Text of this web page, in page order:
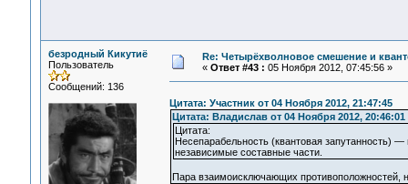
безродный Кикутиё
Пользователь
Сообщений: 136
Re: Четырёхволновое смешение и
« Ответ #43 : 05 Ноября 2012, 07:45:56 »
Цитата: Участник от 04 Ноября 2012, 21:47:45
Цитата: Владислав от 04 Ноября 2012, 20:46:01
Цитата:
Несепарабельность (квантовая запутанность)
независимые составные части.
Пара взаимоисключающих противоположностей,